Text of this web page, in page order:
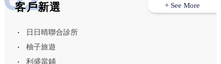
客戶新選
日日晴聯合診所
柚子旅遊
利盛當鋪
+ See More